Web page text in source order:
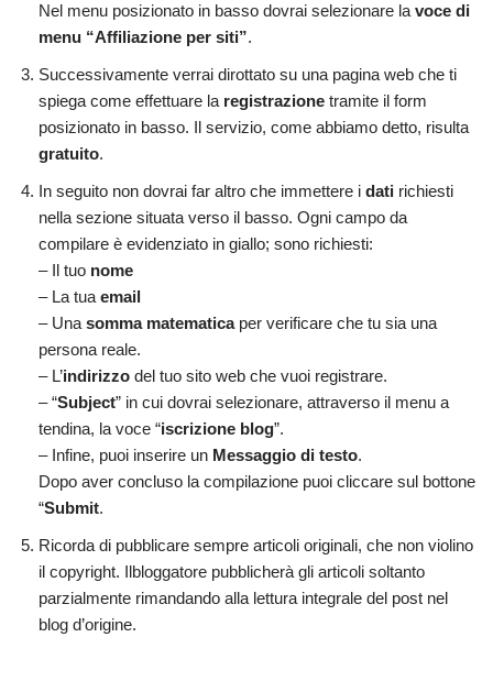
Nel menu posizionato in basso dovrai selezionare la voce di
menu “Affiliazione per siti”.
Successivamente verrai dirottato su una pagina web che ti
spiega come effettuare la registrazione tramite il form
posizionato in basso. Il servizio, come abbiamo detto, risulta
gratuito.
In seguito non dovrai far altro che immettere i dati richiesti
nella sezione situata verso il basso. Ogni campo da
compilare è evidenziato in giallo; sono richiesti:
– Il tuo nome
– La tua email
– Una somma matematica per verificare che tu sia una
persona reale.
– L’indirizzo del tuo sito web che vuoi registrare.
– “Subject” in cui dovrai selezionare, attraverso il menu a
tendina, la voce “iscrizione blog”.
– Infine, puoi inserire un Messaggio di testo.
Dopo aver concluso la compilazione puoi cliccare sul bottone
“Submit.
Ricorda di pubblicare sempre articoli originali, che non violino
il copyright. Ilbloggatore pubblicherà gli articoli soltanto
parzialmente rimandando alla lettura integrale del post nel
blog d’origine.